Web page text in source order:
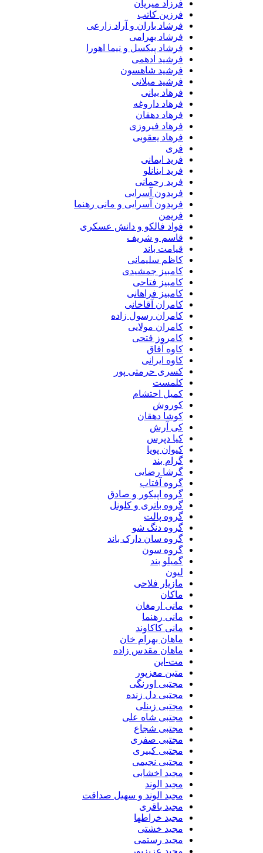
فرزاد میریان
فرزین کاتب
فرشاد باران و آراد زارعی
فرشاد بهرامی
فرشاد پیکسل و نیما اهورا
فرشید ادهمی
فرشید شاهسون
فرشید میلانی
فرهاد بیانی
فرهاد داروغه
فرهاد دهقان
فرهاد فیروزی
فرهاد یعقوبی
فری
فرید ایمانی
فرید اینانلو
فرید رحمانی
فریدون آسرایی
فریدون آسرایی و مانی رهنما
فریمن
فواد فالکو و دانش عسکری
قاسم و شریف
قیامت باند
کاظم سلیمانی
کامبیز جمشیدی
کامبیز فتاحی
کامبیز فراهانی
کامران آقاخانی
کامران رسول زاده
کامران مولایی
کامروز فتحی
کاوه آفاق
کاوه ایرانی
کسری حرمتی پور
کلمست
کمیل احتشام
کوروش
کوشا دهقان
کی آرش
کیا دپرس
کیوان پویا
گرام بند
گرشا رضایی
گروه آفتاب
گروه اپیکور و صادق
گروه باتری و کلونل
گروه پالت
گروه دنگ شو
گروه سان دارک باند
گروه سون
گمیلو بند
لیون
مازیار فلاحی
ماکان
مانی ارمغان
مانی رهنما
مانی کاکاوند
ماهان بهرام خان
ماهان مقدس زاده
مت-این
متین معزپور
مجتبی اورنگی
مجتبی دل زنده
مجتبی زینلی
مجتبی شاه علی
مجتبی شجاع
مجتبی صفری
مجتبی کبیری
مجتبی نجیمی
مجید اخشابی
مجید الوند‎
مجید الوند و سهیل صداقت
مجید باقری
مجید خراطها
مجید خشتی
مجید رستمی
مجید عزیزپور